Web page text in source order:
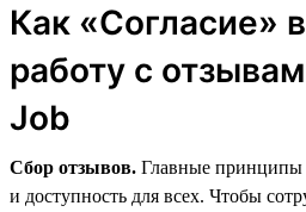
Как «Согласие»
работу с
Job
Сбор отзывов. Главные принципы
и доступность для всех. Чтобы